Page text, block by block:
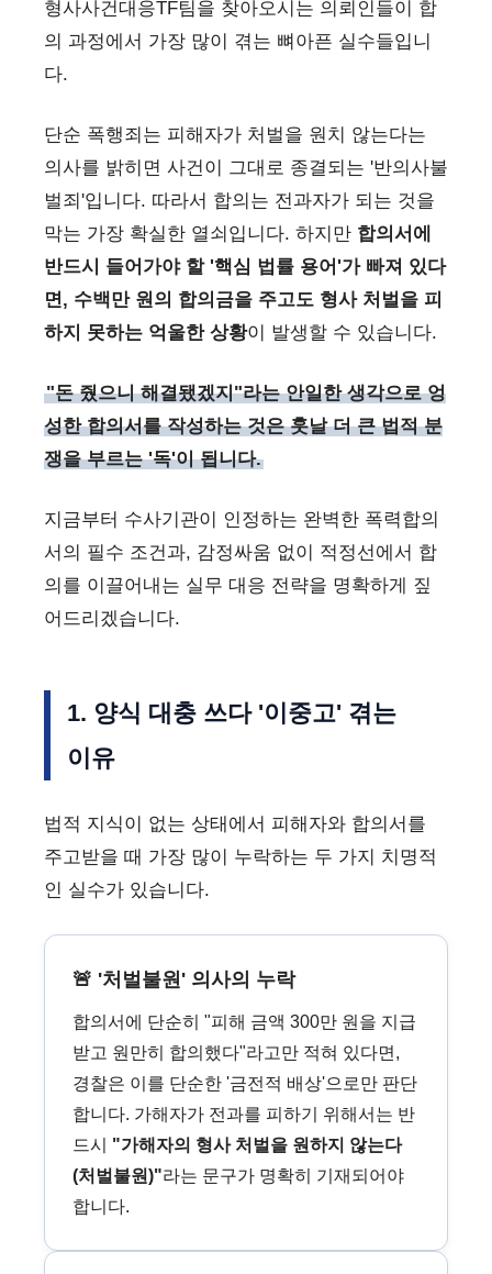
형사사건대응TF팀을 찾아오시는 의뢰인들이 합
의 과정에서 가장 많이 겪는 뼈아픈 실수들입니
다.
단순 폭행죄는 피해자가 처벌을 원치 않는다는
의사를 밝히면 사건이 그대로 종결되는 '반의사불
벌죄'입니다. 따라서 합의는 전과자가 되는 것을
막는 가장 확실한 열쇠입니다. 하지만 합의서에
반드시 들어가야 할 '핵심 법률 용어'가 빠져 있다
면, 수백만 원의 합의금을 주고도 형사 처벌을 피
하지 못하는 억울한 상황이 발생할 수 있습니다.
"돈 줬으니 해결됐겠지"라는 안일한 생각으로 엉
성한 합의서를 작성하는 것은 훗날 더 큰 법적 분
쟁을 부르는 '독'이 됩니다.
지금부터 수사기관이 인정하는 완벽한 폭력합의
서의 필수 조건과, 감정싸움 없이 적정선에서 합
의를 이끌어내는 실무 대응 전략을 명확하게 짚
어드리겠습니다.
1. 양식 대충 쓰다 '이중고' 겪는
이유
법적 지식이 없는 상태에서 피해자와 합의서를
주고받을 때 가장 많이 누락하는 두 가지 치명적
인 실수가 있습니다.
🚨 '처벌불원' 의사의 누락
합의서에 단순히 "피해 금액 300만 원을 지급
받고 원만히 합의했다"라고만 적혀 있다면,
경찰은 이를 단순한 '금전적 배상'으로만 판단
합니다. 가해자가 전과를 피하기 위해서는 반
드시 "가해자의 형사 처벌을 원하지 않는다
(처벌불원)"라는 문구가 명확히 기재되어야
합니다.